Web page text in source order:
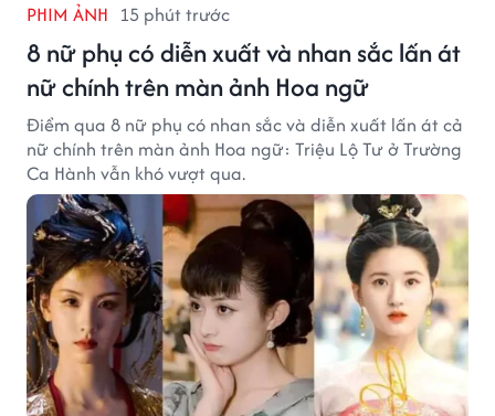
PHIM ẢNH 15 phút trước
8 nữ phụ có diễn xuất và nhan sắc lấn át
nữ chính trên màn ảnh Hoa ngữ
Điểm qua 8 nữ phụ có nhan sắc và diễn xuất lấn át cả
nữ chính trên màn ảnh Hoa ngữ: Triệu Lộ Tư ở Trường
Ca Hành vẫn khó vượt qua.